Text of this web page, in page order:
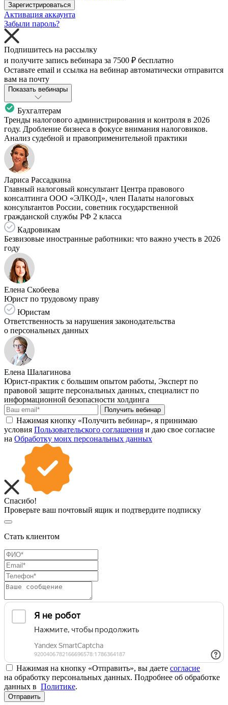
Зарегистрироваться
Активация аккаунта
Забыли пароль?
Подпишитесь на рассылку
и получите запись вебинара за 7500 ₽ бесплатно
Оставьте email и ссылка на вебинар автоматически отправится
вам на почту
Показать вебинары
Бухгалтерам
Тренды налогового администрирования и контроля в 2026
году. Дробление бизнеса в фокусе внимания налоговиков.
Анализ судебной и правоприменительной практики
Лариса Рассадкина
Главный налоговый консультант Центра правового
консалтинга ООО «ЭЛКОД», член Палаты налоговых
консультантов России, советник государственной
гражданской службы РФ 2 класса
Кадровикам
Безвизовые иностранные работники: что важно учесть в 2026
году
Елена Скобеева
Юрист по трудовому праву
Юристам
Ответственность за нарушения законодательства
о персональных данных
Елена Шалагинова
Юрист-практик с большим опытом работы, Эксперт по
правовой защите персональных данных, специалист по
информационной безопасности холдинга
Получить вебинар
Нажимая кнопку «Получить вебинар», я принимаю
условия Пользовательского соглашения и даю свое согласие
на Обработку моих персональных данных
Спасибо!
Проверьте ваш почтовый ящик и подтвердите подписку
Стать клиентом
Нажимая на кнопку «Отправить», вы даете согласие
на обработку персональных данных. Подробнее об обработке
данных в Политике.
Отправить